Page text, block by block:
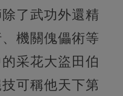
了武功外還精
機關傀儡術等
采花大盜田伯
可稱他天下第